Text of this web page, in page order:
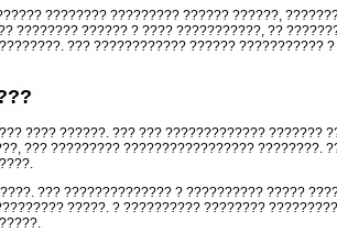
???????? ????????? ?????? ??????,
???????? ?????? ? ???? ???????????, ??
??? ???????????? ?????? ???????????
???? ??????. ??? ??? ????????????? ???????
??? ????????? ????????????????? ????????.
??? ?????????????? ? ?????????? ?????
?????. ? ?????????? ????????